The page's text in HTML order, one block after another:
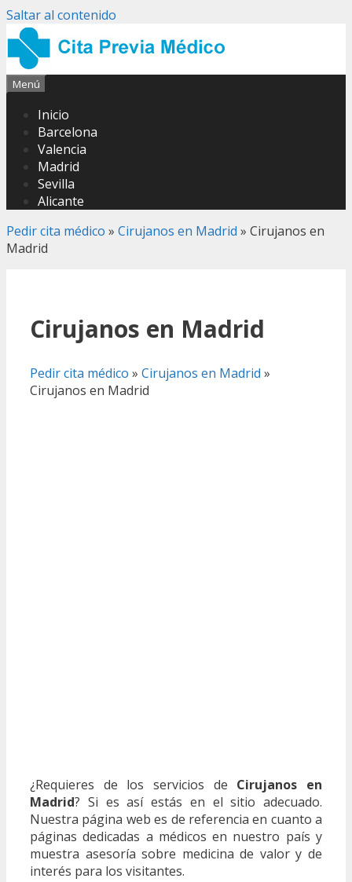
Saltar al contenido
Menú
Inicio
Barcelona
Valencia
Madrid
Sevilla
Alicante
Pedir cita médico » Cirujanos en Madrid » Cirujanos en
Madrid
Cirujanos en Madrid
Pedir cita médico » Cirujanos en Madrid »
Cirujanos en Madrid
¿Requieres de los servicios de Cirujanos en
Madrid? Si es así estás en el sitio adecuado.
Nuestra página web es de referencia en cuanto a
páginas dedicadas a médicos en nuestro país y
muestra asesoría sobre medicina de valor y de
interés para los visitantes.